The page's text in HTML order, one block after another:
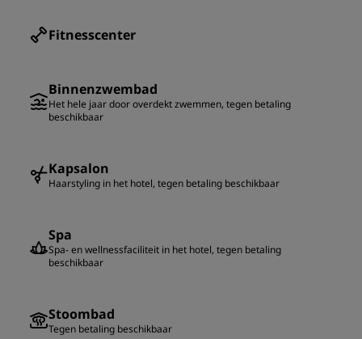
Fitnesscenter
Binnenzwembad
Het hele jaar door overdekt zwemmen, tegen betaling
beschikbaar
Kapsalon
Haarstyling in het hotel, tegen betaling beschikbaar
Spa
Spa- en wellnessfaciliteit in het hotel, tegen betaling
beschikbaar
Stoombad
Tegen betaling beschikbaar